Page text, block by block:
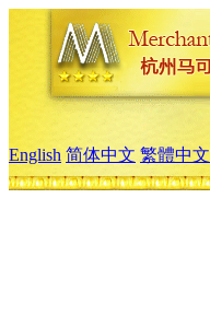
English 简体中文 繁體中文